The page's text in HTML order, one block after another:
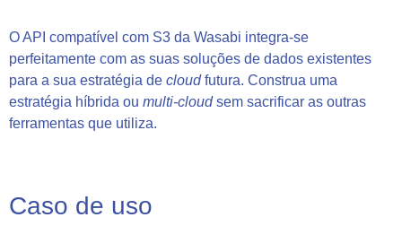
O API compatível com S3 da Wasabi integra-se
perfeitamente com as suas soluções de dados existentes
para a sua estratégia de cloudfutura. Construa uma
estratégia híbrida ou multi-cloudsem sacrificar as outras
ferramentas que utiliza.
Caso de uso